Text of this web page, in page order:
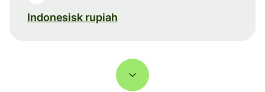
Indonesisk rupiah